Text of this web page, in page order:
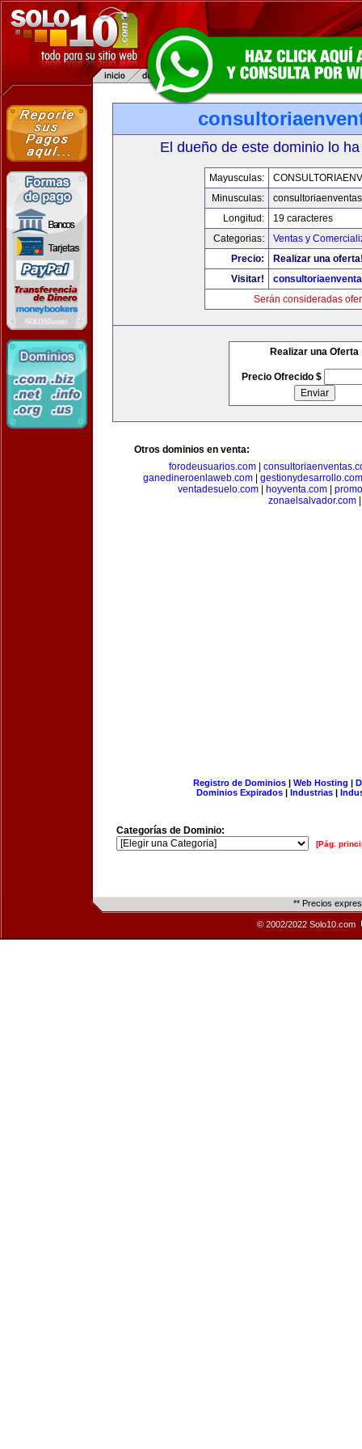
El dueño de este dominio lo
Mayusculas:
Minusculas:
Longitud:
19 caracteres
Categorias:
Ventas y
Precio:
Realizar una
Visitar!
Serán consideradas
Realizar una Oferta
Precio Ofrecido $
Otros dominios en venta:
forodeusuarios.com
ganedineroenlaweb.com
gestionydesarrollo.com
ventadesuelo.com
hoyventa.com
zonaelsalvador.com|
Registro de Dominios| Web Hosting |
Dominios Expirados | Industrias |
Categorías de Dominio:
[Pág.
** Precios
© 2002/2022 Solo10.com